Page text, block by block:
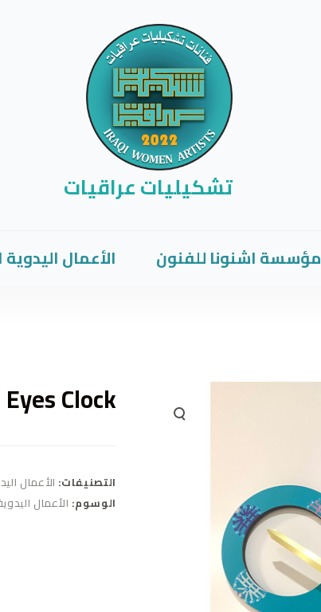
تشكيليات عراقيات
مؤسسة اشنونا للفنون الأعمال اليدوية
Clock
التصنيفات: الأعمال
الوسوم: الأعمال